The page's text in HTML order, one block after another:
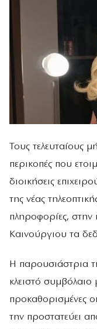
Τους τελευταίους
περικοπές που
διοικήσεις
της νέας
πληροφορίες, στην
Καινούργιου τα
Η παρουσιάστρια
κλειστό συμβόλαιο
προκαθορισμένες
την προστατεύει